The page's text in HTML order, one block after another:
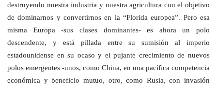
destruyendo nuestra industria y nuestra agricultura con el objetivo
de dominarnos y convertirnos en la “Florida europea”. Pero esa
misma Europa -sus clases dominantes- es ahora un polo
descendente, y está pillada entre su sumisión al imperio
estadounidense en su ocaso y el pujante crecimiento de nuevos
polos emergentes -unos, como China, en una pacífica competencia
económica y beneficio mutuo, otro, como Rusia, con invasión